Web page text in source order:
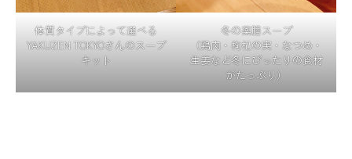
体質タイプによって選べる
YAKUZEN TOKYOさんのスープ
キット
冬の薬膳スープ
（鶏肉・枸杞の実・なつめ・
生姜など冬にぴったりの食材
がたっぷり）